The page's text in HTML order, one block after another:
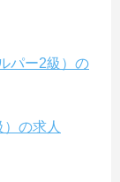
パー2級）の
の求人